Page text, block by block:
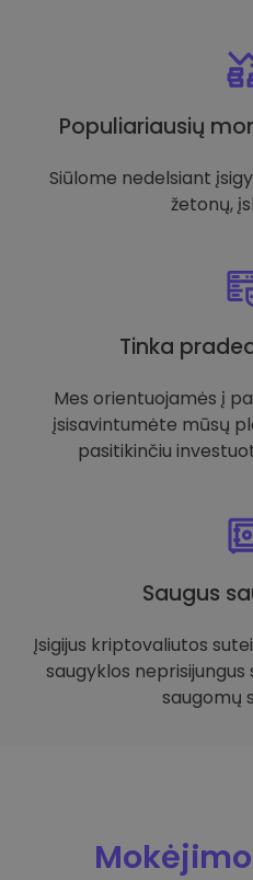
Populiariausių
Siūlome nedelsiant
žetonų,
Tinka
Mes orientuojamės į
įsisavintumėte mūsų
pasitikinčiu
Saugus
Įsigijus kriptovaliutos
saugyklos
saugomų
Mokėjimo